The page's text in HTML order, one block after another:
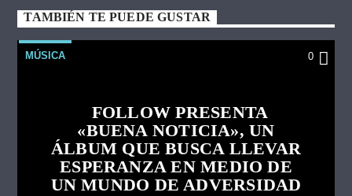
TAMBIÉN TE PUEDE GUSTAR
MÚSICA 0
FOLLOW PRESENTA
«BUENA NOTICIA», UN
ÁLBUM QUE BUSCA LLEVAR
ESPERANZA EN MEDIO DE
UN MUNDO DE ADVERSIDAD